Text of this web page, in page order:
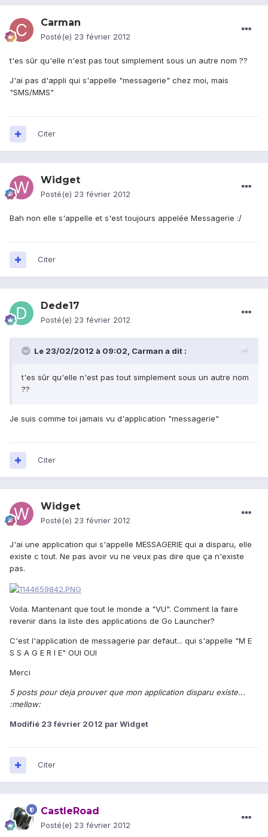
Carman
Posté(e) 23 février 2012
t'es sûr qu'elle n'est pas tout simplement sous un autre nom ??
J'ai pas d'appli qui s'appelle "messagerie" chez moi, mais
"SMS/MMS"
Citer
Widget
Posté(e) 23 février 2012
Bah non elle s'appelle et s'est toujours appelée Messagerie :/
Citer
Dede17
Posté(e) 23 février 2012
Le 23/02/2012 à 09:02, Carman a dit :
t'es sûr qu'elle n'est pas tout simplement sous un autre nom
??
Je suis comme toi jamais vu d'application "messagerie"
Citer
Widget
Posté(e) 23 février 2012
J'ai une application qui s'appelle MESSAGERIE qui a disparu, elle
existe c tout. Ne pas avoir vu ne veux pas dire que ça n'existe
pas.
Voila. Mantenant que tout le monde a "VU". Comment la faire
revenir dans la liste des applications de Go Launcher?
C'est l'application de messagerie par defaut... qui s'appelle "M E
S S A G E R I E" OUI OUI
Merci
5 posts pour deja prouver que mon application disparu existe...
:mellow:
Modifié 23 février 2012 par Widget
Citer
CastleRoad
Posté(e) 23 février 2012